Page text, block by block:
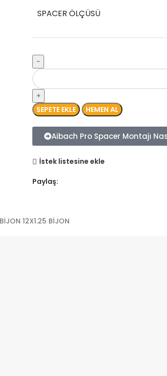
SPACER ÖLÇÜSÜ
SEPETE EKLE HEMEN AL
Aibach Pro Spacer Montajı
İstek listesine ekle
Paylaş:
12X1.25 BİJON